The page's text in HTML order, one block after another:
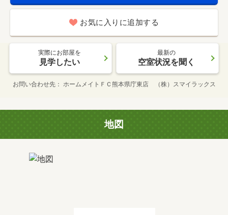
お気に入りに追加する
実際にお部屋を
見学したい
最新の
空室状況を聞く
お問い合わせ先 ホームメイトＦＣ熊本県庁東店 （株）スマイラックス
地図